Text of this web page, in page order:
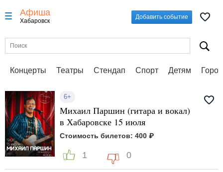
Афиша
Хабаровск
Добавить событие
Концерты Театры Стендап Спорт Детям
6+
Михаил Паршин (гитара и вокал)
в Хабаровске 15 июля
Стоимость билетов: 400 ₽
1 0